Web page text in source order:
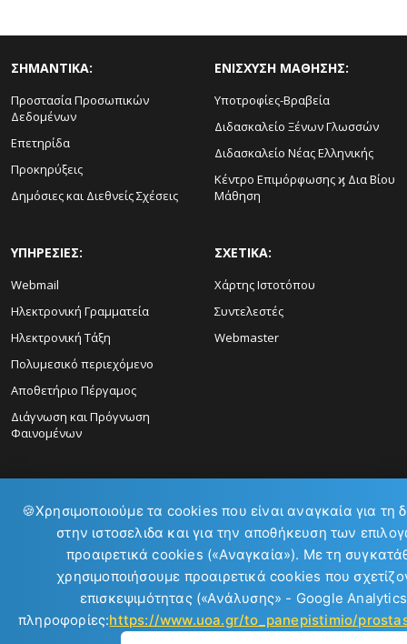
ΣΗΜΑΝΤΙΚΑ:
Προστασία Προσωπικών
Δεδομένων
Επετηρίδα
Προκηρύξεις
Δημόσιες και Διεθνείς Σχέσεις
ΕΝΙΣΧΥΣΗ ΜΑΘΗΣΗΣ:
Υποτροφίες-Βραβεία
Διδασκαλείο Ξένων Γλωσσών
Διδασκαλείο Νέας Ελληνικής
Κέντρο Επιμόρφωσης ϗ Δια Βίου
Μάθηση
ΥΠΗΡΕΣΙΕΣ:
Webmail
Ηλεκτρονική Γραμματεία
Ηλεκτρονική Τάξη
Πολυμεσικό περιεχόμενο
Αποθετήριο Πέργαμος
Διάγνωση και Πρόγνωση
Φαινομένων
ΣΧΕΤΙΚΑ:
Χάρτης Ιστοτόπου
Συντελεστές
Webmaster
ΕΠΙΚΟΙΝΩΝΙΑ:
🍪Χρησιμοποιούμε τα cookies που είναι αναγκαία για τη
στην ιστοσελιδα και για την αποθήκευση των
προαιρετικά cookies («Αναγκαία»). Με τη
χρησιμοποιήσουμε προαιρετικά cookies που
επισκεψιμότητας («Ανάλυσης» - Google
πληροφορίες:https://www.uoa.gr/to_panepistimio/